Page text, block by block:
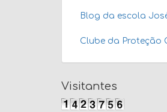
Blog da escola
Clube da Proteção
Visitantes